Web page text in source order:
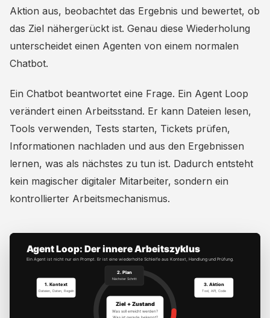
Aktion aus, beobachtet das Ergebnis und bewertet, ob
das Ziel nähergerückt ist. Genau diese Wiederholung
unterscheidet einen Agenten von einem normalen
Chatbot.
Ein Chatbot beantwortet eine Frage. Ein Agent Loop
verändert einen Arbeitsstand. Er kann Dateien lesen,
Tools verwenden, Tests starten, Tickets prüfen,
Informationen nachladen und aus den Ergebnissen
lernen, was als nächstes zu tun ist. Dadurch entsteht
kein magischer digitaler Mitarbeiter, sondern ein
kontrollierter Arbeitsmechanismus.